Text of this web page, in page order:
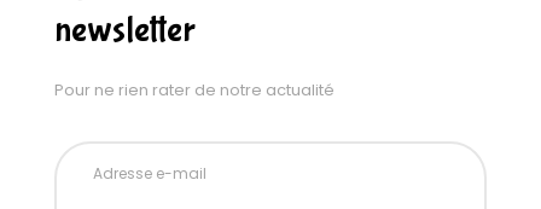
newsletter
Pour ne rien rater de notre actualité